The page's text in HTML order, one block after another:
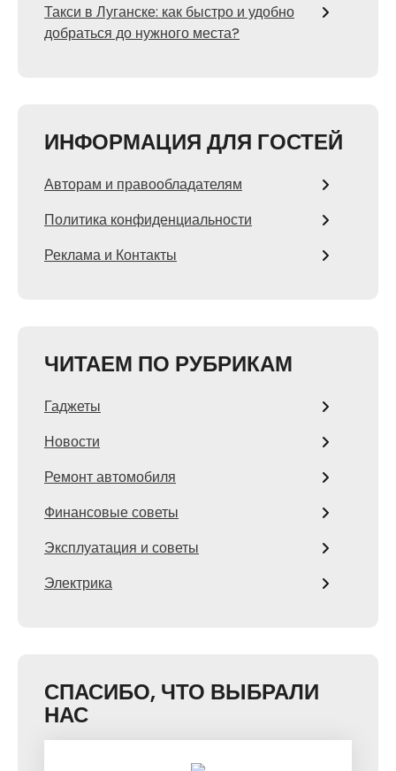
Такси в Луганске: как быстро и удобно
добраться до нужного места?
ИНФОРМАЦИЯ ДЛЯ ГОСТЕЙ
Авторам и правообладателям
Политика конфиденциальности
Реклама и Контакты
ЧИТАЕМ ПО РУБРИКАМ
Гаджеты
Новости
Ремонт автомобиля
Финансовые советы
Эксплуатация и советы
Электрика
СПАСИБО, ЧТО ВЫБРАЛИ
НАС